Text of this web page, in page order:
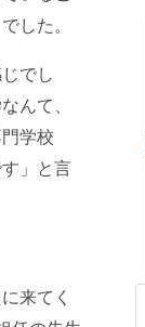
した。
でし
んて、
学校
」と言
来てく